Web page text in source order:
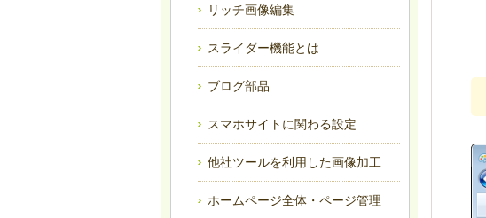
リッチ画像編集
スライダー機能とは
ブログ部品
スマホサイトに関わる設定
他社ツールを利用した画像加工
ホームページ全体・ページ管理